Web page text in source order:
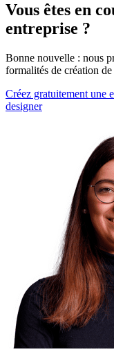
Vous êtes en
entreprise ?
Bonne nouvelle : nous
formalités de création
Créez gratuitement une
designer